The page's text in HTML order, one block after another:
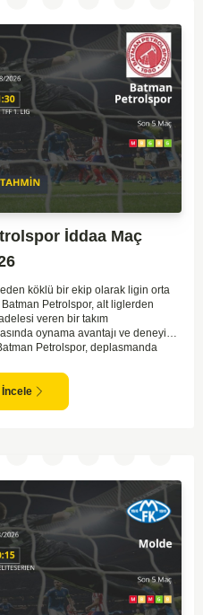
İddaa Maç
köklü bir ekip olarak ligin orta
Batman Petrolspor, alt liglerden
veren bir takım
oynama avantajı ve deneyimi,
Petrolspor, deplasmanda
tutma olasılığı daha yüksek.
performanslarına
daha yüksek bir ihtimal sunuyor.